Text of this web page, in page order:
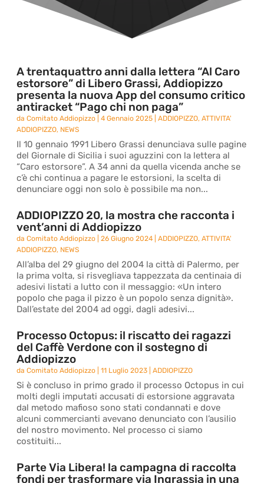
A trentaquattro anni dalla lettera “Al Caro
estorsore” di Libero Grassi, Addiopizzo
presenta la nuova App del consumo critico
antiracket “Pago chi non paga”
daComitato Addiopizzo |4 Gennaio 2025 |ADDIOPIZZO,ATTIVITA'
ADDIOPIZZO, NEWS
Il 10 gennaio 1991 Libero Grassi denunciava sulle pagine
del Giornale di Sicilia i suoi aguzzini con la lettera al
“Caro estorsore”. A 34 anni da quella vicenda anche se
c’è chi continua a pagare le estorsioni, la scelta di
denunciare oggi non solo è possibile ma non...
ADDIOPIZZO 20, la mostra che racconta i
vent’anni di Addiopizzo
daComitato Addiopizzo |26 Giugno 2024 |ADDIOPIZZO,ATTIVITA'
ADDIOPIZZO, NEWS
All’alba del 29 giugno del 2004 la città di Palermo, per
la prima volta, si risvegliava tappezzata da centinaia di
adesivi listati a lutto con il messaggio: «Un intero
popolo che paga il pizzo è un popolo senza dignità».
Dall’estate del 2004 ad oggi, dagli adesivi...
Processo Octopus: il riscatto dei ragazzi
del Caffè Verdone con il sostegno di
Addiopizzo
daComitato Addiopizzo |11 Luglio 2023 |ADDIOPIZZO
Si è concluso in primo grado il processo Octopus in cui
molti degli imputati accusati di estorsione aggravata
dal metodo mafioso sono stati condannati e dove
alcuni commercianti avevano denunciato con l’ausilio
del nostro movimento. Nel processo ci siamo
costituiti...
Parte Via Libera! la campagna di raccolta
fondi per trasformare via Ingrassia in una